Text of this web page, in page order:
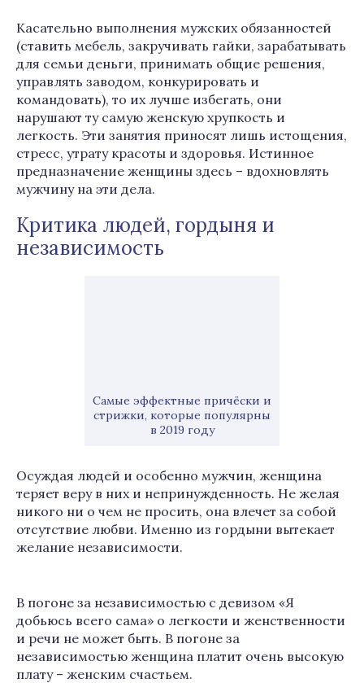
Касательно выполнения мужских обязанностей
(ставить мебель, закручивать гайки, зарабатывать
для семьи деньги, принимать общие решения,
управлять заводом, конкурировать и
командовать), то их лучше избегать, они
нарушают ту самую женскую хрупкость и
легкость. Эти занятия приносят лишь истощения,
стресс, утрату красоты и здоровья. Истинное
предназначение женщины здесь – вдохновлять
мужчину на эти дела.
Критика людей, гордыня и
независимость
Самые эффектные причёски и
стрижки, которые популярны
в 2019 году
Осуждая людей и особенно мужчин, женщина
теряет веру в них и непринужденность. Не желая
никого ни о чем не просить, она влечет за собой
отсутствие любви. Именно из гордыни вытекает
желание независимости.
В погоне за независимостью с девизом «Я
добьюсь всего сама» о легкости и женственности
и речи не может быть. В погоне за
независимостью женщина платит очень высокую
плату – женским счастьем.